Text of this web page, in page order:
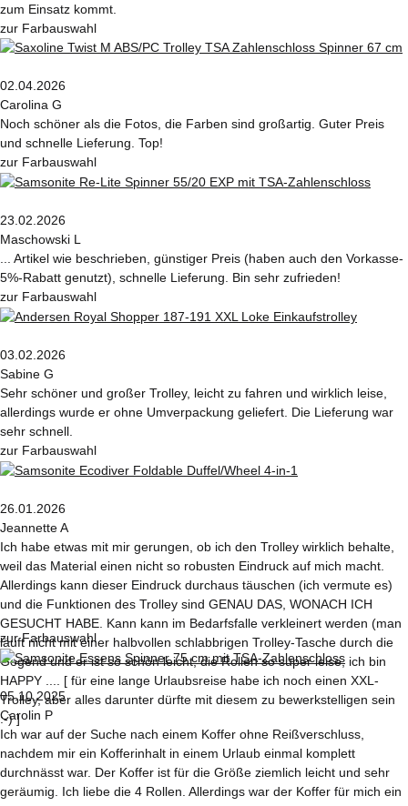
zum Einsatz kommt.
zur Farbauswahl
02.04.2026
Carolina G
Noch schöner als die Fotos, die Farben sind großartig. Guter Preis
und schnelle Lieferung. Top!
zur Farbauswahl
23.02.2026
Maschowski L
... Artikel wie beschrieben, günstiger Preis (haben auch den Vorkasse-
5%-Rabatt genutzt), schnelle Lieferung. Bin sehr zufrieden!
zur Farbauswahl
03.02.2026
Sabine G
Sehr schöner und großer Trolley, leicht zu fahren und wirklich leise,
allerdings wurde er ohne Umverpackung geliefert. Die Lieferung war
sehr schnell.
zur Farbauswahl
26.01.2026
Jeannette A
Ich habe etwas mit mir gerungen, ob ich den Trolley wirklich behalte,
weil das Material einen nicht so robusten Eindruck auf mich macht.
Allerdings kann dieser Eindruck durchaus täuschen (ich vermute es)
und die Funktionen des Trolley sind GENAU DAS, WONACH ICH
GESUCHT HABE. Kann kann im Bedarfsfalle verkleinert werden (man
läuft nicht mit einer halbvollen schlabbrigen Trolley-Tasche durch die
Gegend und er ist so schön leicht, die Rollen so super leise, ich bin
HAPPY .... [ für eine lange Urlaubsreise habe ich noch einen XXL-
Trolley, aber alles darunter dürfte mit diesem zu bewerkstelligen sein
:-) ]
zur Farbauswahl
05.10.2025
Carolin P
Ich war auf der Suche nach einem Koffer ohne Reißverschluss,
nachdem mir ein Kofferinhalt in einem Urlaub einmal komplett
durchnässt war. Der Koffer ist für die Größe ziemlich leicht und sehr
geräumig. Ich liebe die 4 Rollen. Allerdings war der Koffer für mich ein